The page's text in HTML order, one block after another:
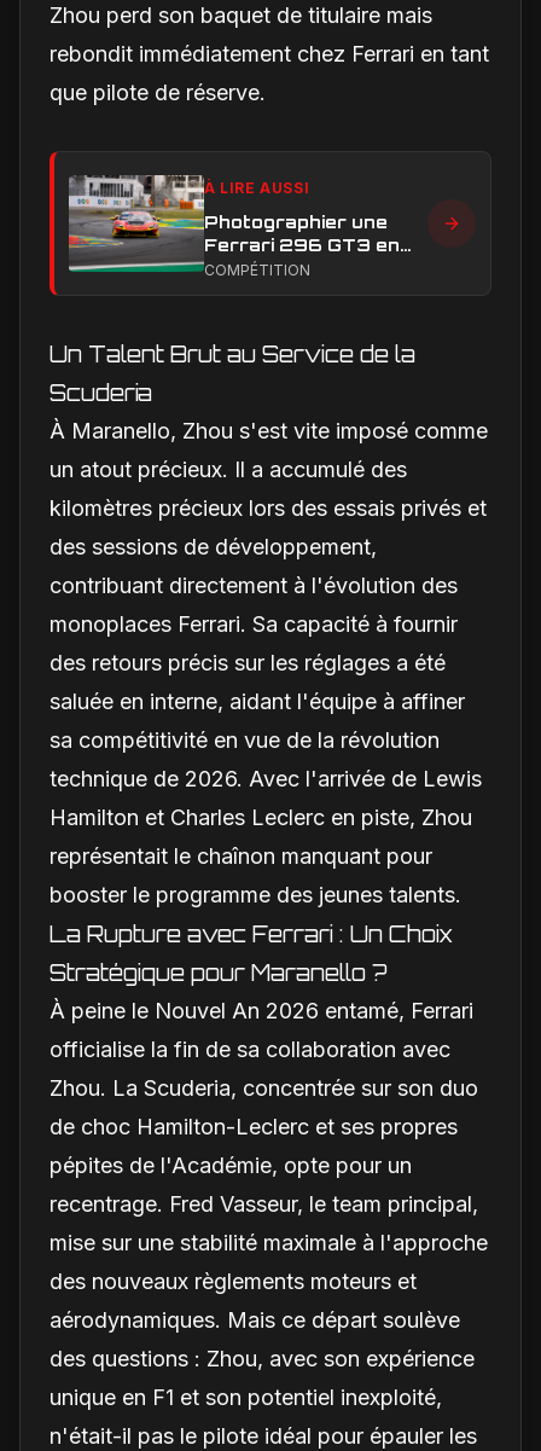
Zhou perd son baquet de titulaire mais
rebondit immédiatement chez Ferrari en tant
que pilote de réserve.
À LIRE AUSSI
Photographier une
Ferrari 296 GT3 en
action : construire une
COMPÉTITION
Un Talent Brut au Service de la
Scuderia
À Maranello, Zhou s'est vite imposé comme
un atout précieux. Il a accumulé des
kilomètres précieux lors des essais privés et
des sessions de développement,
contribuant directement à l'évolution des
monoplaces Ferrari. Sa capacité à fournir
des retours précis sur les réglages a été
saluée en interne, aidant l'équipe à affiner
sa compétitivité en vue de la révolution
technique de 2026. Avec l'arrivée de Lewis
Hamilton et Charles Leclerc en piste, Zhou
représentait le chaînon manquant pour
booster le programme des jeunes talents.
La Rupture avec Ferrari : Un Choix
Stratégique pour Maranello ?
À peine le Nouvel An 2026 entamé, Ferrari
officialise la fin de sa collaboration avec
Zhou. La Scuderia, concentrée sur son duo
de choc Hamilton-Leclerc et ses propres
pépites de l'Académie, opte pour un
recentrage. Fred Vasseur, le team principal,
mise sur une stabilité maximale à l'approche
des nouveaux règlements moteurs et
aérodynamiques. Mais ce départ soulève
des questions : Zhou, avec son expérience
unique en F1 et son potentiel inexploité,
n'était-il pas le pilote idéal pour épauler les